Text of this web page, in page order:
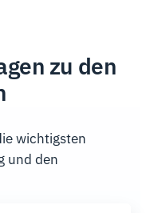
zu den
wichtigsten
und den